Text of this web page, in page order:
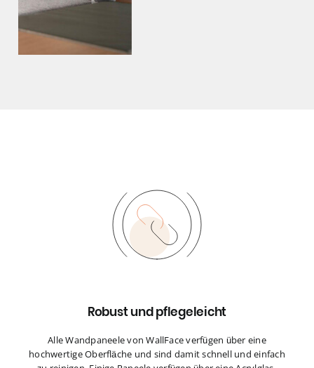
Robust und pflegeleicht
Alle Wandpaneele von WallFace verfügen über eine
hochwertige Oberfläche und sind damit schnell und einfach